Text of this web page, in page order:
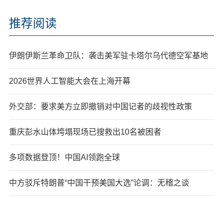
推荐阅读
伊朗伊斯兰革命卫队：袭击美军驻卡塔尔乌代德空军基地
2026世界人工智能大会在上海开幕
外交部：要求美方立即撤销对中国记者的歧视性政策
重庆彭水山体垮塌现场已搜救出10名被困者
多项数据登顶！中国AI领跑全球
中方驳斥特朗普“中国干预美国大选”论调：无稽之谈